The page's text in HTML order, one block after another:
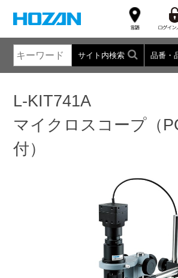
サイト内検索 品番・
L-KIT741A
マイクロスコープ（
付）